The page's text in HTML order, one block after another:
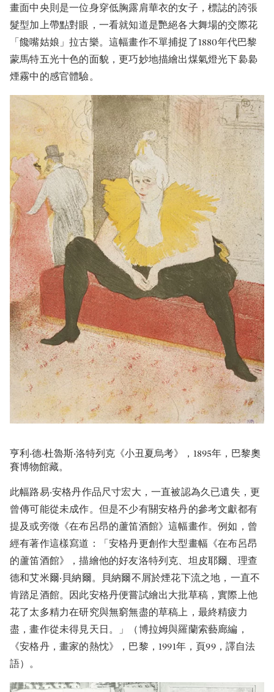
畫面中央則是一位身穿低胸露肩華衣的女子，標誌的誇張
髮型加上帶點對眼，一看就知道是艷絕各大舞場的交際花
「饞嘴姑娘」拉古樂。這幅畫作不單捕捉了1880年代巴黎
蒙馬特五光十色的面貌，更巧妙地描繪出煤氣燈光下裊裊
煙霧中的感官體驗。
亨利‧德‧杜魯斯‧洛特列克《小丑夏烏考》，1895年，巴黎奧
賽博物館藏。
此幅路易‧安格丹作品尺寸宏大，一直被認為久已遺失，更
曾傳可能從未成作。但是不少有關安格丹的參考文獻都有
提及或旁徵《在布呂昂的蘆笛酒館》這幅畫作。例如，曾
經有著作這樣寫道：「安格丹更創作大型畫幅《在布呂昂
的蘆笛酒館》，描繪他的好友洛特列克、坦皮耶爾、理查
德和艾米爾‧貝納爾。貝納爾不屑於煙花下流之地，一直不
肯踏足酒館。因此安格丹便嘗試繪出大批草稿，實際上他
花了太多精力在研究與無窮無盡的草稿上，最終精疲力
盡，畫作從未得見天日。」（博拉姆與羅蘭索藝廊編，
《安格丹，畫家的熱忱》，巴黎，1991年，頁99，譯自法
語）。